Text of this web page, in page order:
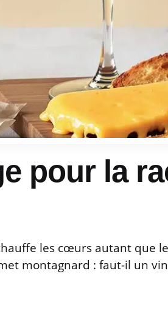
pour la
les cœurs autant que
montagnard : faut-il un